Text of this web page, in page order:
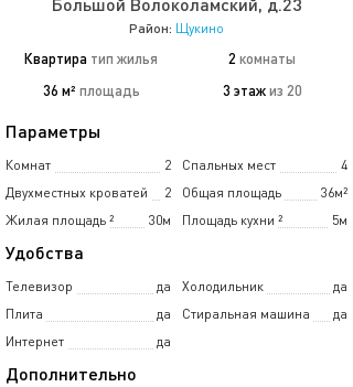
Район: Щукино
Квартира тип жилья 2 комнаты
36 м² площадь 3 этаж из 20
Параметры
Комнат 2 Спальных мест
4
Двухместных кроватей
2 Общая площадь
36м²
Жилая площадь
30м
² Площадь кухни 5м
²
Удобства
Телевизор да Холодильник
да
Плита
да Стиральная машина
да
Интернет
да
Дополнительно